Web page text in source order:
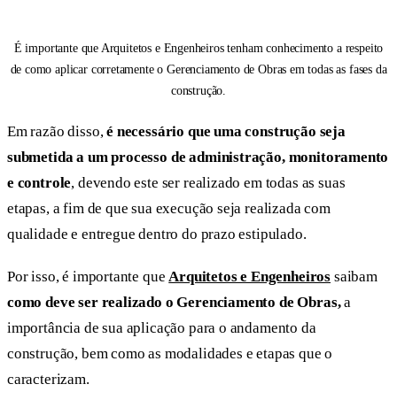
É importante que Arquitetos e Engenheiros tenham conhecimento a respeito
de como aplicar corretamente o Gerenciamento de Obras em todas as fases da
construção.
Em razão disso,é necessário que uma construção seja
submetida a um processo de administração, monitoramento
e controle, devendo este ser realizado em todas as suas
etapas, a fim de que sua execução seja realizada com
qualidade e entregue dentro do prazo estipulado.
Por isso, é importante queArquitetos e Engenheiros saibam
como deve ser realizado o Gerenciamento de Obras,a
importância de sua aplicação para o andamento da
construção, bem como as modalidades e etapas que o
caracterizam.